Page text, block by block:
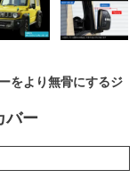
をより無骨にするジ
バー